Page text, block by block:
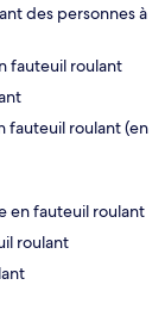
des personnes à
fauteuil roulant
fauteuil roulant (en
en fauteuil roulant
roulant